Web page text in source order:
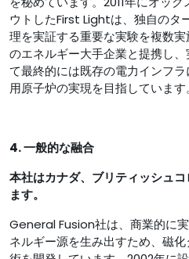
ウトしたFirst Lightは、独自のタ
理を実証する重要な実験を複数
のエネルギー大手企業と提携し
て最終的には既存の電力インフ
用原子炉の実現を目指しています。
4. 一般的な融合
本社はカナダ、ブリティッシュ
ます。
General Fusion社は、商業的に
ネルギー源を生み出すため、磁